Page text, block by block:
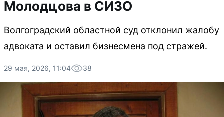
Молодцова в СИЗО
Волгоградский областной суд отклонил жалобу
адвоката и оставил бизнесмена под стражей.
29 мая, 2026, 11:04 38